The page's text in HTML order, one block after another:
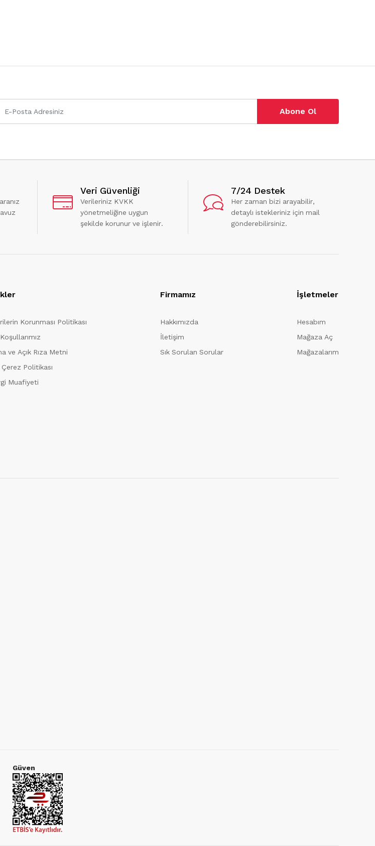
Abone Ol
Veri Güvenliği
Verileriniz KVKK
yönetmeliğine uygun
şekilde korunur ve işlenir.
7/24 Destek
Her zaman bizi arayabilir,
detaylı istekleriniz için mail
gönderebilirsiniz.
Korunması Politikası
ve Açık Rıza Metni
Politikası
Muafiyeti
Firmamız
Hakkımızda
İletişim
Sık Sorulan Sorular
İşletmeler
Hesabım
Mağaza Aç
Mağazalarım
Güven